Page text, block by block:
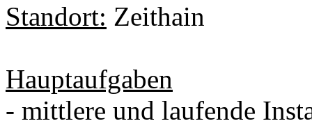
Standort: Zeithain
Hauptaufgaben
- mittlere und laufende